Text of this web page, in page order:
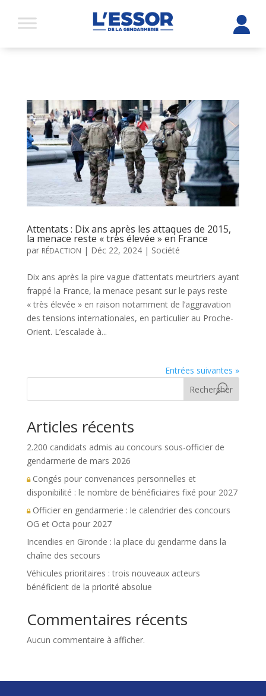
Attentats : Dix ans après les attaques de 2015,
la menace reste « très élevée » en France
par RÉDACTION | Déc 22, 2024| Société
Dix ans après la pire vague d’attentats meurtriers ayant
frappé la France, la menace pesant sur le pays reste
« très élevée » en raison notamment de l’aggravation
des tensions internationales, en particulier au Proche-
Orient. L’escalade à...
Entrées suivantes »
Rechercher
Articles récents
2.200 candidats admis au concours sous-officier de
gendarmerie de mars 2026
Congés pour convenances personnelles et
disponibilité : le nombre de bénéficiaires fixé pour 2027
Officier en gendarmerie : le calendrier des concours
OG et Octa pour 2027
Incendies en Gironde : la place du gendarme dans la
chaîne des secours
Véhicules prioritaires : trois nouveaux acteurs
bénéficient de la priorité absolue
Commentaires récents
Aucun commentaire à afficher.